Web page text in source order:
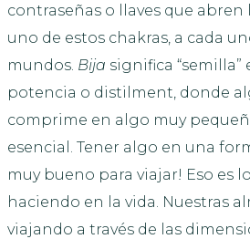
contraseñas o llaves que abren
uno de estos chakras, a cada
mundos. Bija significa
potencia o distilment, donde
comprime en algo muy
esencial. Tener algo en una
muy bueno para viajar! Eso es
haciendo en la vida. Nuestras
viajando a través de las